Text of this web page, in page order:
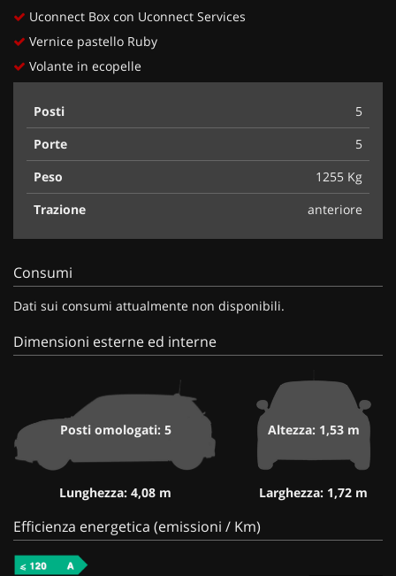
Uconnect Box con Uconnect Services
Vernice pastello Ruby
Volante in ecopelle
Posti
5
Porte
5
Peso
1255 Kg
Trazione
anteriore
Consumi
Dati sui consumi attualmente non disponibili.
Dimensioni esterne ed interne
Posti omologati: 5
Lunghezza: 4,08 m
Altezza: 1,53 m
Larghezza: 1,72 m
Efficienza energetica (emissioni / Km)